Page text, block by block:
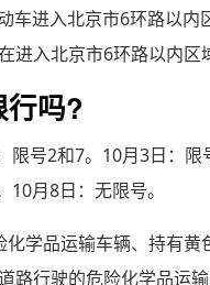
车进入北京市6环路以
进入北京市6环路以内区
行吗?
限号2和7。10月3日：
月8日：无限号。
学品运输车辆、持有
路行驶的危险化学品运